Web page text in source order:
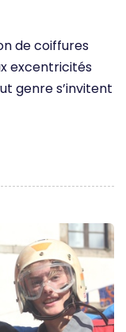
de coiffures
excentricités
genre s’invitent